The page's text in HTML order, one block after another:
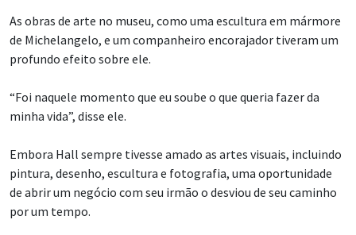
As obras de arte no museu, como uma escultura em mármore
de Michelangelo, e um companheiro encorajador tiveram um
profundo efeito sobre ele.
“Foi naquele momento que eu soube o que queria fazer da
minha vida”, disse ele.
Embora Hall sempre tivesse amado as artes visuais, incluindo
pintura, desenho, escultura e fotografia, uma oportunidade
de abrir um negócio com seu irmão o desviou de seu caminho
por um tempo.